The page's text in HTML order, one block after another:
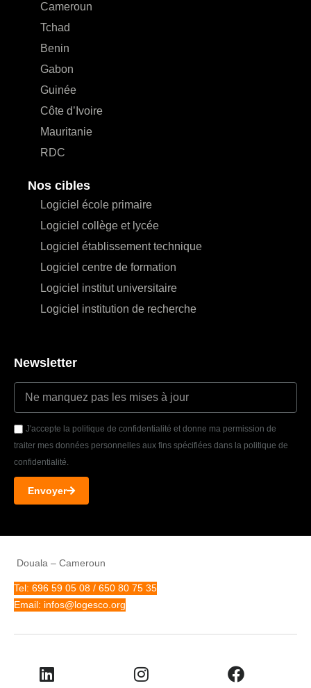
Cameroun
Tchad
Benin
Gabon
Guinée
Côte d’Ivoire
Mauritanie
RDC
Nos cibles
Logiciel école primaire
Logiciel collège et lycée
Logiciel établissement technique
Logiciel centre de formation
Logiciel institut universitaire
Logiciel institution de recherche
Newsletter
J'accepte la politique de confidentialité et donne ma permission de
traiter mes données personnelles aux fins spécifiées dans la politique de
confidentialité.
Envoyer
Douala – Cameroun
Tel: 696 59 05 08 / 650 80 75 35
Email: infos@logesco.org